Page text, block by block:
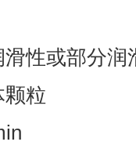
滑性或部分润
颗粒